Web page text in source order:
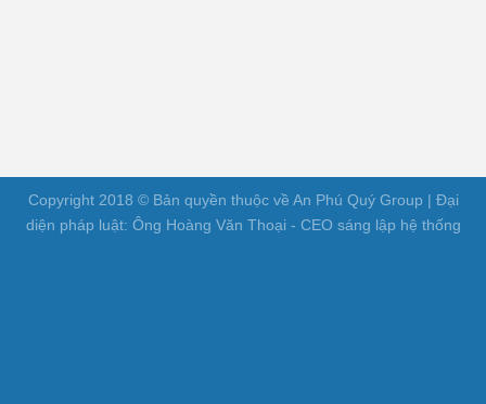
Copyright 2018 © Bản quyền thuộc về An Phú Quý Group | Đại
diện pháp luật: Ông Hoàng Văn Thoại - CEO sáng lập hệ thống